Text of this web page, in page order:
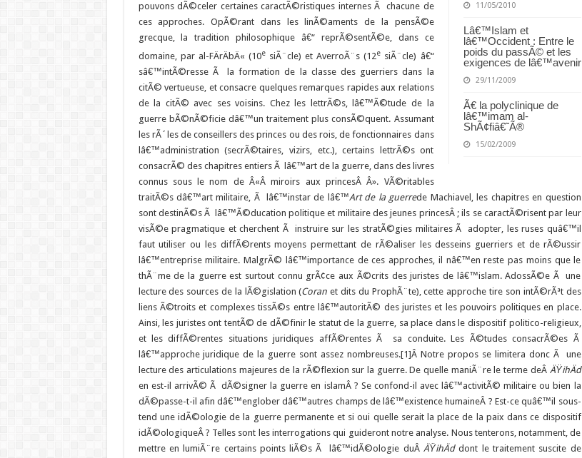
11/05/2010
Lâ€™Islam et
lâ€™Occident : Entre le
poids du passÃ© et les
exigences de lâ€™avenir
29/11/2009
Ã€ la polyclinique de
lâ€™imam al-
ShÃ¢fiâ€˜Ã®
15/02/2009
pouvons dÃ©celer certaines caractÃ©ristiques internes Ã chacune de
ces approches. OpÃ©rant dans les linÃ©aments de la pensÃ©e
grecque, la tradition philosophique â€“ reprÃ©sentÃ©e, dans ce
domaine, par al-FÄrÄbÄ« (10esiÃ¨cle) et AverroÃ¨s (12e siÃ¨cle) â€“
sâ€™intÃ©resse Ã la formation de la classe des guerriers dans la
citÃ© vertueuse, et consacre quelques remarques rapides aux relations
de la citÃ© avec ses voisins. Chez les lettrÃ©s, lâ€™Ã©tude de la
guerre bÃ©nÃ©ficie dâ€™un traitement plus consÃ©quent. Assumant
les rÃ´les de conseillers des princes ou des rois, de fonctionnaires dans
lâ€™administration (secrÃ©taires, vizirs, etc.), certains lettrÃ©s ont
consacrÃ© des chapitres entiers Ã lâ€™art de la guerre, dans des livres
connus sous le nom de Â«Â miroirs aux princesÂ Â». VÃ©ritables
traitÃ©s dâ€™art militaire, Ã lâ€™instar de lâ€™Art de la guerrede Machiavel, les chapitres en question
sont destinÃ©s Ã lâ€™Ã©ducation politique et militaire des jeunes princesÂ ; ils se caractÃ©risent par leur
visÃ©e pragmatique et cherchent Ã instruire sur les stratÃ©gies militaires Ã adopter, les ruses quâ€™il
faut utiliser ou les diffÃ©rents moyens permettant de rÃ©aliser les desseins guerriers et de rÃ©ussir
lâ€™entreprise militaire. MalgrÃ© lâ€™importance de ces approches, il nâ€™en reste pas moins que le
thÃ¨me de la guerre est surtout connu grÃ¢ce aux Ã©crits des juristes de lâ€™islam. AdossÃ©e Ã une
lecture des sources de la lÃ©gislation (Coran et dits du ProphÃ¨te), cette approche tire son intÃ©rÃªt des
liens Ã©troits et complexes tissÃ©s entre lâ€™autoritÃ© des juristes et les pouvoirs politiques en place.
Ainsi, les juristes ont tentÃ© de dÃ©finir le statut de la guerre, sa place dans le dispositif politico-religieux,
et les diffÃ©rentes situations juridiques affÃ©rentes Ã sa conduite. Les Ã©tudes consacrÃ©es Ã
lâ€™approche juridique de la guerre sont assez nombreuses.[1]Â Notre propos se limitera donc Ã une
lecture des articulations majeures de la rÃ©flexion sur la guerre. De quelle maniÃ¨re le terme deÂ ÄŸihÄd
en est-il arrivÃ© Ã dÃ©signer la guerre en islamÂ ? Se confond-il avec lâ€™activitÃ© militaire ou bien la
dÃ©passe-t-il afin dâ€™englober dâ€™autres champs de lâ€™existence humaineÂ ? Est-ce quâ€™il sous-
tend une idÃ©ologie de la guerre permanente et si oui quelle serait la place de la paix dans ce dispositif
idÃ©ologiqueÂ ? Telles sont les interrogations qui guideront notre analyse. Nous tenterons, notamment, de
mettre en lumiÃ¨re certains points liÃ©s Ã lâ€™idÃ©ologie duÂ ÄŸihÄddont le traitement suscite de